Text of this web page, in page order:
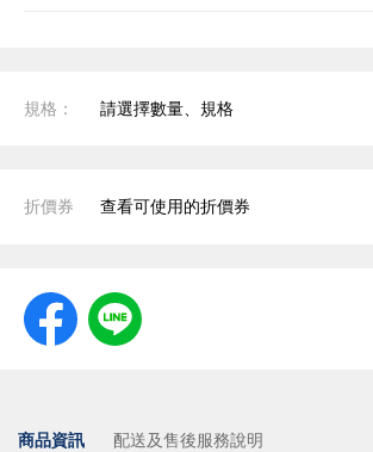
規格： 請選擇數量、規格
折價券 查看可使用的折價券
商品資訊 配送及售後服務說明